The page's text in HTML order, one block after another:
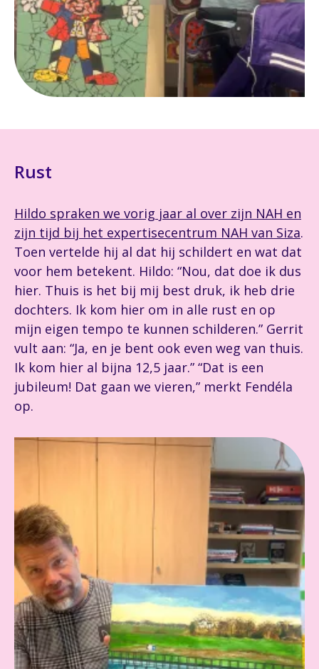
Rust
Hildo spraken we vorig jaar al over zijn NAH en
zijn tijd bij het expertisecentrum NAH van Siza.
Toen vertelde hij al dat hij schildert en wat dat
voor hem betekent. Hildo: “Nou, dat doe ik dus
hier. Thuis is het bij mij best druk, ik heb drie
dochters. Ik kom hier om in alle rust en op
mijn eigen tempo te kunnen schilderen.” Gerrit
vult aan: “Ja, en je bent ook even weg van thuis.
Ik kom hier al bijna 12,5 jaar.” “Dat is een
jubileum! Dat gaan we vieren,” merkt Fendéla
op.